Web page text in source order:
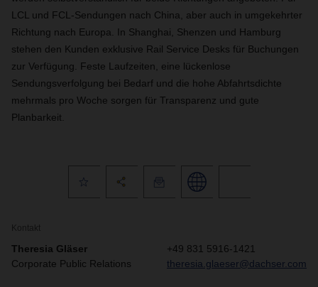
LCL und FCL-Sendungen nach China, aber auch in umgekehrter
Richtung nach Europa. In Shanghai, Shenzen und Hamburg
stehen den Kunden exklusive Rail Service Desks für Buchungen
zur Verfügung. Feste Laufzeiten, eine lückenlose
Sendungsverfolgung bei Bedarf und die hohe Abfahrtsdichte
mehrmals pro Woche sorgen für Transparenz und gute
Planbarkeit.
Kontakt
Theresia Gläser
Corporate Public Relations
+49 831 5916-1421
theresia.glaeser@dachser.com